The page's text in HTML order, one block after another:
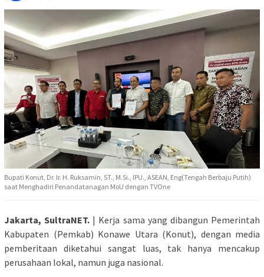
Bupati Konut, Dr. Ir. H. Ruksamin, ST., M.Si., IPU., ASEAN, Eng(Tengah Berbaju Putih)
saat Menghadiri Penandatanagan MoU dengan TVOne
Jakarta, SultraNET. | Kerja sama yang dibangun Pemerintah
Kabupaten (Pemkab) Konawe Utara (Konut), dengan media
pemberitaan diketahui sangat luas, tak hanya mencakup
perusahaan lokal, namun juga nasional.